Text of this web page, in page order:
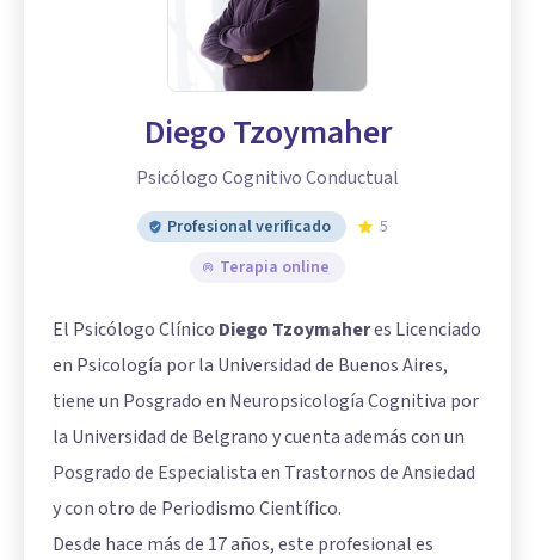
Diego Tzoymaher
Psicólogo Cognitivo Conductual
Profesional verificado
5
Terapia online
El Psicólogo Clínico Diego Tzoymaheres Licenciado
en Psicología por la Universidad de Buenos Aires,
tiene un Posgrado en Neuropsicología Cognitiva por
la Universidad de Belgrano y cuenta además con un
Posgrado de Especialista en Trastornos de Ansiedad
y con otro de Periodismo Científico.
Desde hace más de 17 años, este profesional es